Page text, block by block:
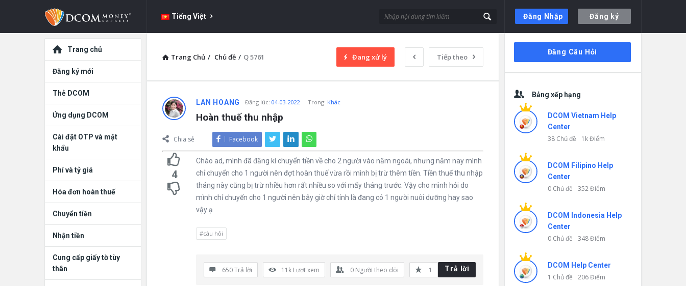
Đăng Nhập Đăng ký
DCOM
Money
Express
DCOM
dẫn
đường
Tiếng Việt
Trang Chủ / Chủ đề / Q 5761 Tiếp theo
Đang xử lý
LAN HOANG Đăng lúc: 04-03-2022 Trong: Khác
Hoàn thuế thu nhập
Chia sẻ Facebook
4
Chào ad, mình đã đăng kí chuyển tiền về cho 2 người vào năm ngoái, nhưng năm nay mình
chỉ chuyển cho 1 người nên đợt hoàn thuế vừa rồi mình bị trừ thêm tiền. Tiền thuế thu nhập
tháng này cũng bị trừ nhiều hơn rất nhiều so với mấy tháng trước. Vậy cho mình hỏi do
mình chỉ chuyển cho 1 người nên bây giờ chỉ tính là đang có 1 người nuôi dưỡng hay sao
vậy ạ
#câu hỏi
650 Trả lời 11k Lượt xem 0 Người theo dõi 1 Trả lời
Thanh
bên
Đăng Câu Hỏi
Bảng xếp hạng
DCOM Vietnam Help
Center
38 Chủ đề 1k Điểm
DCOM Filipino Help
Center
0 Chủ đề 352 Điểm
DCOM Indonesia Help
Center
0 Chủ đề 348 Điểm
DCOM Help Center
1 Chủ đề 206 Điểm
Khám
phá
Trang chủ
Đăng ký mới
Thẻ DCOM
Ứng dụng DCOM
Cài đặt OTP và mật
khẩu
Phí và tỷ giá
Hóa đơn hoàn thuế
Chuyển tiền
Nhận tiền
Cung cấp giấy tờ tùy
thân